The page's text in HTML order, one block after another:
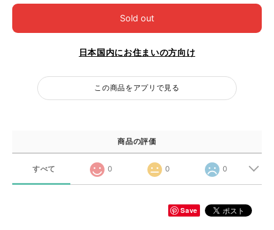
Sold out
日本国内にお住まいの方向け
この商品をアプリで見る
商品の評価
すべて 0 0 0
Save